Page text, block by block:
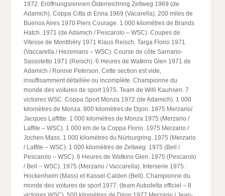
1972. Eröffnungsrennen Österreichring Zeltweg 1969 (de
Adamich). Coppa Citta di Enna 1969 (Vacarella). 200 miles de
Buenos Aires 1970 Piers Courage. 1 000 kilomètres de Brands
Hatch. 1971 (de Adamich / Pescarolo – WSC). Coupes de
Vitesse de Montlhéry 1971 Klaus Reisch. Targa Florio 1971
(Vaccarella / Hezemans – WSC). Course de côte Sarnano-
Sassotetto 1971 (Reisch). 6 Heures de Watkins Glen 1971 de
Adamich / Ronnie Peterson. Cette section est vide,
insuffisamment détaillée ou incomplète. Championne du
monde des voitures de sport 1975. Team de Willi Kauhsen. 7
victoires WSC. Coppa Sport Monza 1972 (de Adamich). 1 000
kilomètres de Monza. 800 kilomètres de Dijon. 1975 Merzario/
Jacques Laffitte. 1 000 kilomètres de Monza 1975 (Merzario /
Laffite – WSC). 1 000 km de la Coppa Florio. 1975 Merzario /
Jochen Mass. 1 000 kilomètres du Nürburgring. 1975 (Merzario
/ Laffite – WSC). 1 000 kilomètres de Zeltweg. 1975 (Bell /
Pescarolo – WSC). 6 Heures de Watkins Glen. 1975 (Pescarolo
/ Bell – WSC). 1975 (Merzario / Vaccarella). Interserie 1975 :
Hockenheim (Mass) et Kassel-Calden (Bell). Championne du
monde des voitures de sport 1977. (team Autodelta officiel – 8